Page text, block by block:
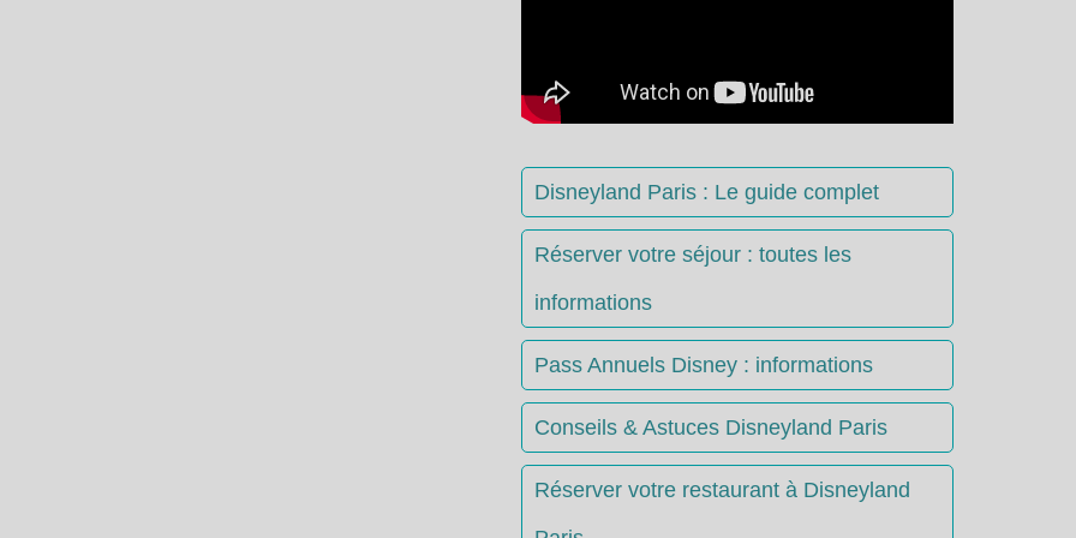
Disneyland Paris : Le guide complet
Réserver votre séjour : toutes les
informations
Pass Annuels Disney : informations
Conseils & Astuces Disneyland Paris
Réserver votre restaurant à Disneyland